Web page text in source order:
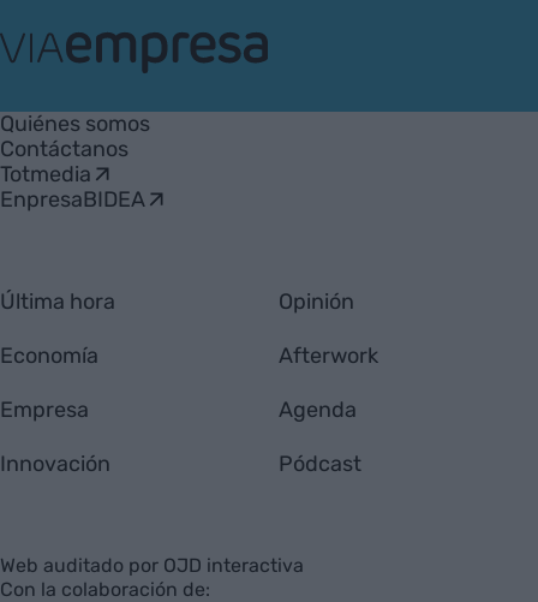
Empresa
Quiénes somos
Contáctanos
Totmedia
EnpresaBIDEA
Última hora
Economía
Empresa
Innovación
Opinión
Afterwork
Agenda
Pódcast
Web auditado por OJD interactiva
Con la colaboración de: